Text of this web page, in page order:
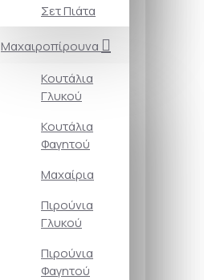
Σετ Πιάτα
Μαχαιροπίρουνα
Κουτάλια
Γλυκού
Κουτάλια
Φαγητού
Μαχαίρια
Πιρούνια
Γλυκού
Πιρούνια
Φαγητού